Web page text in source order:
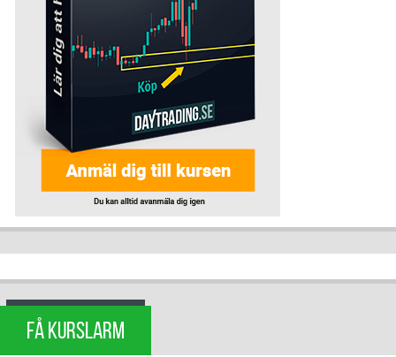
FÅ KURSLARM